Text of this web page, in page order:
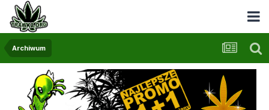
Archiwum